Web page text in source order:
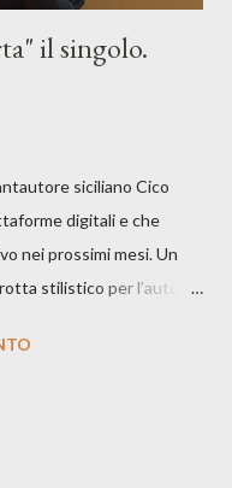
il singolo.
siciliano Cico
digitali e che
nei prossimi mesi. Un
stilistico per l’autore
espressiva che